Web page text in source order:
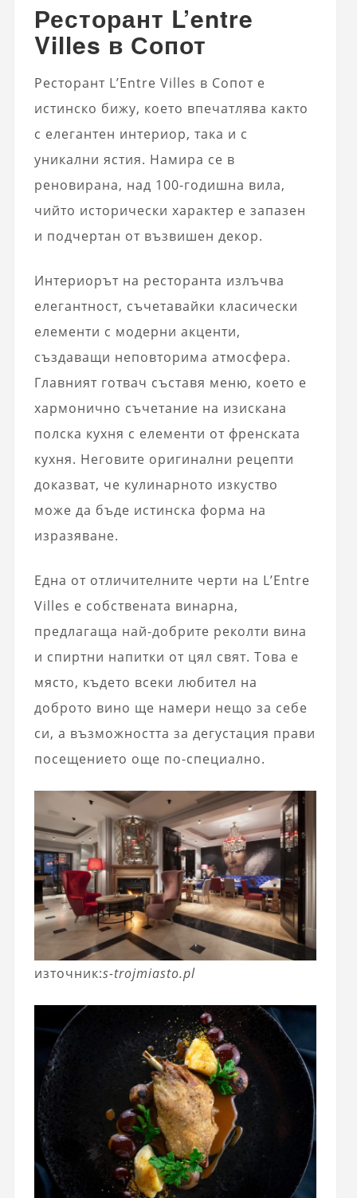
Ресторант L’entre
Villes в Сопот
Ресторант L’Entre Villes в Сопот е
истинско бижу, което впечатлява както
с елегантен интериор, така и с
уникални ястия. Намира се в
реновирана, над 100-годишна вила,
чийто исторически характер е запазен
и подчертан от възвишен декор.
Интериорът на ресторанта излъчва
елегантност, съчетавайки класически
елементи с модерни акценти,
създаващи неповторима атмосфера.
Главният готвач съставя меню, което е
хармонично съчетание на изискана
полска кухня с елементи от френската
кухня. Неговите оригинални рецепти
доказват, че кулинарното изкуство
може да бъде истинска форма на
изразяване.
Една от отличителните черти на L’Entre
Villes е собствената винарна,
предлагаща най-добрите реколти вина
и спиртни напитки от цял ​​свят. Това е
място, където всеки любител на
доброто вино ще намери нещо за себе
си, а възможността за дегустация прави
посещението още по-специално.
източник:s-trojmiasto.pl